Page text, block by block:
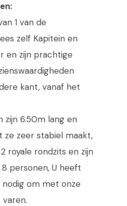
1 van de
zelf Kapitein en
en zijn prachtige
kant, vanaf het
zijn 6.50m lang en
ze zeer stabiel maakt,
royale rondzits en zijn
personen, U heeft
nodig om met onze